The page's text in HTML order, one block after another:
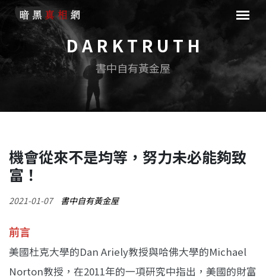
D A R K T R U T H
書中自有黃金屋
機會從來不是均等，努力未必能夠致
富！
2021-01-07 書中自有黃金屋
前言
美國杜克大學的Dan Ariely教授與哈佛大學的Michael
Norton教授，在2011年的一項研究中指出，美國的財富